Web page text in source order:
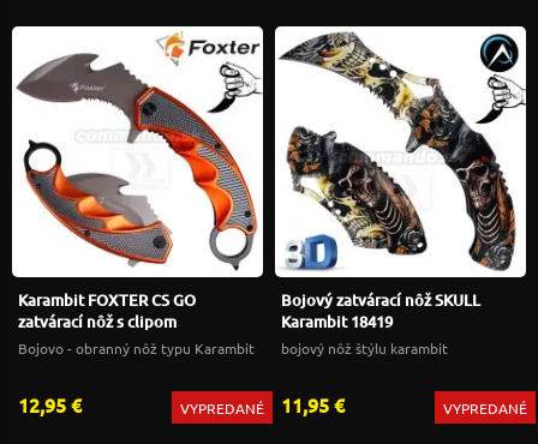
Karambit FOXTER CS GO
zatvárací nôž s clipom
Bojovo - obranný nôž typu Karambit
12,95 € VYPREDANÉ
Bojový zatvárací nôž SKULL
Karambit 18419
bojový nôž štýlu karambit
11,95 € VYPREDANÉ